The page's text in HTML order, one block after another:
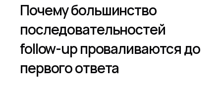
Почему большинство
последовательностей
follow-up проваливаются до
первого ответа